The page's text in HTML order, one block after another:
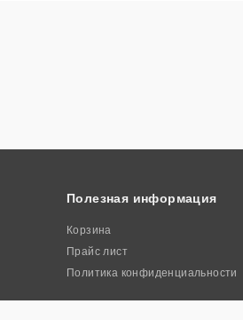
Полезная информация
Корзина
Прайс лист
Политика конфиденциальности